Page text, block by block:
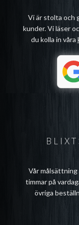
Vår
timmar på
övriga
Vi är stolta och
kunder. Vi läser
du kolla in våra